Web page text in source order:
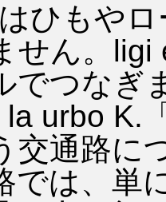
ひもや
せん。ligi
でつなぎ
urbo K.
交通路に
では、単